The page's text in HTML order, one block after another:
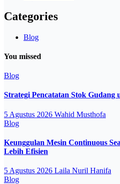
Categories
Blog
You missed
Blog
Strategi Pencatatan Stok
5 Agustus 2026 Wahid Musthofa
Blog
Keunggulan Mesin Continuous
Lebih Efisien
5 Agustus 2026 Laila Nuril Hanifa
Blog